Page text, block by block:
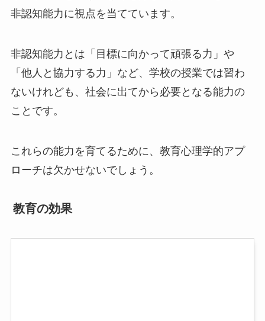
非認知能力に視点を当てています。
非認知能力とは「目標に向かって頑張る力」や
「他人と協力する力」など、学校の授業では習わ
ないけれども、社会に出てから必要となる能力の
ことです。
これらの能力を育てるために、教育心理学的アプ
ローチは欠かせないでしょう。
教育の効果